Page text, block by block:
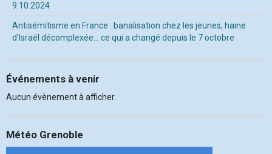
9.10.2024
Antisémitisme en France : banalisation chez les jeunes, haine
d’Israël décomplexée… ce qui a changé depuis le 7 octobre
Événements à venir
Aucun évènement à afficher.
Météo Grenoble